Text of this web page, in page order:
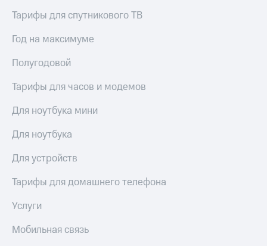
Тарифы для спутникового ТВ
Год на максимуме
Полугодовой
Тарифы для часов и модемов
Для ноутбука мини
Для ноутбука
Для устройств
Тарифы для домашнего телефона
Услуги
Мобильная связь